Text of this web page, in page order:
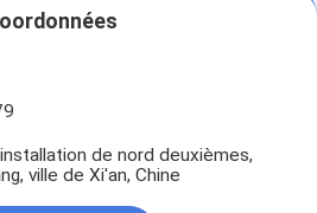
de nord deuxièmes,
ville de Xi'an, Chine